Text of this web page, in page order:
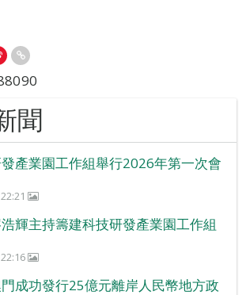
聞
產業園工作組舉行2026年第一次會
輝主持籌建科技研發產業園工作組
成功發行25億元離岸人民幣地方政